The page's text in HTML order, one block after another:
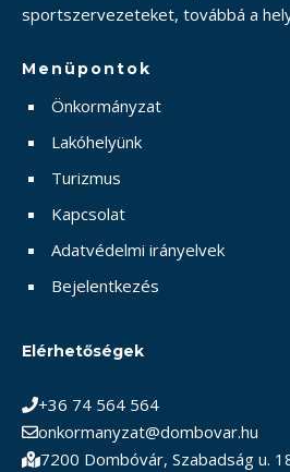
sportszervezeteket, továbbá a
Menüpontok
Önkormányzat
Lakóhelyünk
Turizmus
Kapcsolat
Adatvédelmi irányelvek
Bejelentkezés
Elérhetőségek
+36 74 564 564
onkormanyzat@dombovar.hu
7200 Dombóvár, Szabadság u.